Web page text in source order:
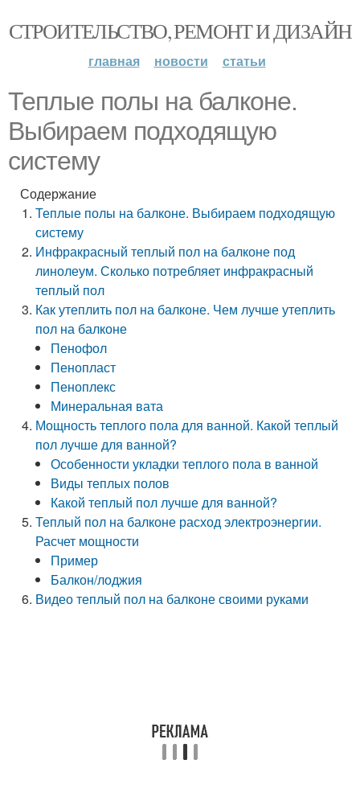
СТРОИТЕЛЬСТВО, РЕМОНТ И ДИЗАЙН
главная новости статьи
Теплые полы на балконе.
Выбираем подходящую
систему
Содержание
Теплые полы на балконе. Выбираем подходящую
систему
Инфракрасный теплый пол на балконе под
линолеум. Сколько потребляет инфракрасный
теплый пол
Как утеплить пол на балконе. Чем лучше утеплить
пол на балконе
Пенофол
Пенопласт
Пеноплекс
Минеральная вата
Мощность теплого пола для ванной. Какой теплый
пол лучше для ванной?
Особенности укладки теплого пола в ванной
Виды теплых полов
Какой теплый пол лучше для ванной?
Теплый пол на балконе расход электроэнергии.
Расчет мощности
Пример
Балкон/лоджия
Видео теплый пол на балконе своими руками